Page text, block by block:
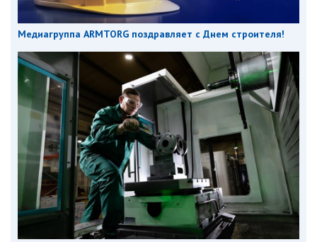
Медиагруппа ARMTORG поздравляет с Днем строителя!